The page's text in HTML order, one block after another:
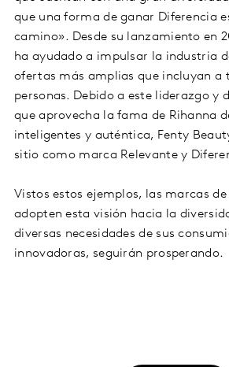
que una forma de ganar Diferencia
camino». Desde su lanzamiento en
ha ayudado a impulsar la industria
ofertas más amplias que incluyan a
personas. Debido a este liderazgo y
que aprovecha la fama de Rihanna
inteligentes y auténtica, Fenty
sitio como marca Relevante y
Vistos estos ejemplos, las marcas
adopten esta visión hacia la
diversas necesidades de sus
innovadoras, seguirán prosperando.